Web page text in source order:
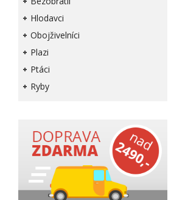
Hlodavci
Obojživelníci
Plazi
Ptáci
Ryby